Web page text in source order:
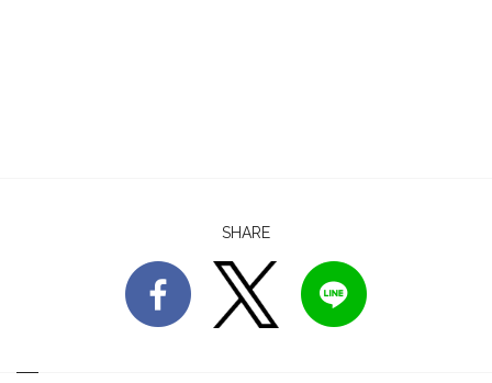
SHARE